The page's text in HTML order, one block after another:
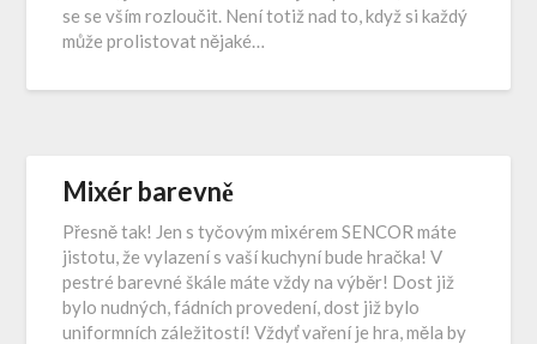
se se vším rozloučit. Není totiž nad to, když si každý
může prolistovat nějaké…
Mixér barevně
Přesně tak! Jen s tyčovým mixérem SENCOR máte
jistotu, že vylazení s vaší kuchyní bude hračka! V
pestré barevné škále máte vždy na výběr! Dost již
bylo nudných, fádních provedení, dost již bylo
uniformních záležitostí! Vždyť vaření je hra, měla by